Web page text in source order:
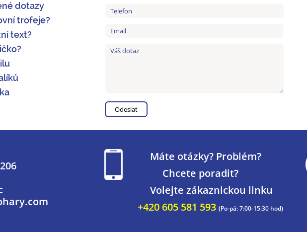
dotazy
trofeje?
text?
Máte otázky? Problém?
Chcete poradit?
Volejte zákaznickou linku
+420 605 581 593 (Po-pá: 7:00-15:30 hod)